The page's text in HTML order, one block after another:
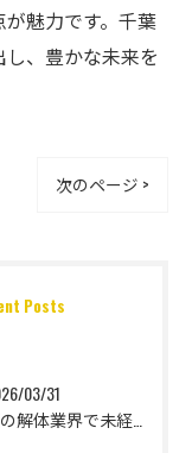
魅力です。千葉
、豊かな未来を
次のページ >
Posts
03/31